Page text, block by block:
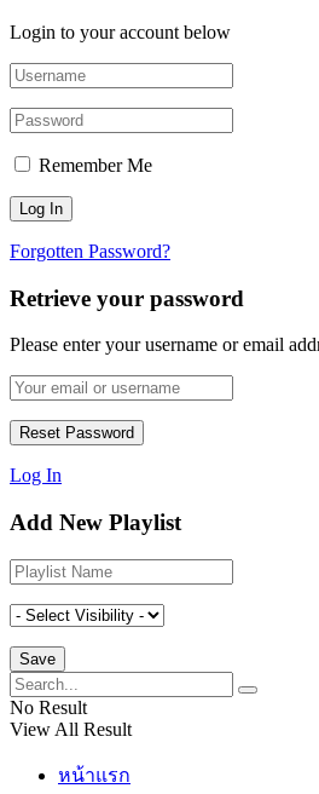
Login to your account below
Remember Me
Forgotten Password?
Retrieve your password
Please enter your username or email
Log In
Add New Playlist
No Result
View All Result
หน้าแรก